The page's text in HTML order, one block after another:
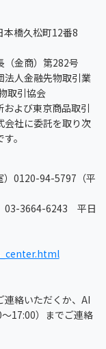
橋久松町12番8
（金商）第282号
法人金融先物取引業
取引協会
よび東京商品取引
会社に委託を取り次
。
）0120-94-5797（平
03-3664-6243 平日
連絡いただくか、AI
17:00）までご連絡